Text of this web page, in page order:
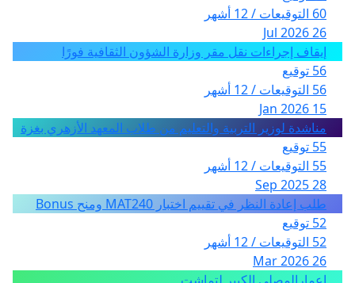
60 التوقيعات / 12 أشهر
26 Jul 2026
إيقاف إجراءات نقل مقر وزارة الشؤون الثقافية فورًا
56 توقيع
56 التوقيعات / 12 أشهر
15 Jan 2026
مناشدة لوزير التربية والتعليم من طلاب المعهد الأزهري بغزة
55 توقيع
55 التوقيعات / 12 أشهر
28 Sep 2025
طلب إعادة النظر في تقييم اختبار MAT240 ومنح Bonus
52 توقيع
52 التوقيعات / 12 أشهر
26 Mar 2026